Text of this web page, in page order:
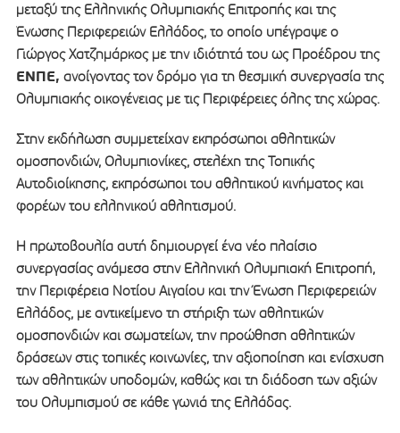
μεταξύ της Ελληνικής Ολυμπιακής Επιτροπής και της
Ένωσης Περιφερειών Ελλάδος, το οποίο υπέγραψε ο
Γιώργος Χατζημάρκος με την ιδιότητά του ως Προέδρου της
ΕΝΠΕ, ανοίγοντας τον δρόμο για τη θεσμική συνεργασία της
Ολυμπιακής οικογένειας με τις Περιφέρειες όλης της χώρας.
Στην εκδήλωση συμμετείχαν εκπρόσωποι αθλητικών
ομοσπονδιών, Ολυμπιονίκες, στελέχη της Τοπικής
Αυτοδιοίκησης, εκπρόσωποι του αθλητικού κινήματος και
φορέων του ελληνικού αθλητισμού.
Η πρωτοβουλία αυτή δημιουργεί ένα νέο πλαίσιο
συνεργασίας ανάμεσα στην Ελληνική Ολυμπιακή Επιτροπή,
την Περιφέρεια Νοτίου Αιγαίου και την Ένωση Περιφερειών
Ελλάδος, με αντικείμενο τη στήριξη των αθλητικών
ομοσπονδιών και σωματείων, την προώθηση αθλητικών
δράσεων στις τοπικές κοινωνίες, την αξιοποίηση και ενίσχυση
των αθλητικών υποδομών, καθώς και τη διάδοση των αξιών
του Ολυμπισμού σε κάθε γωνιά της Ελλάδας.